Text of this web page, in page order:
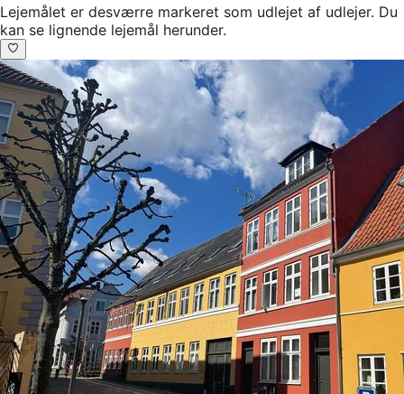
Lejemålet er desværre markeret som udlejet af udlejer. Du
kan se lignende lejemål herunder.